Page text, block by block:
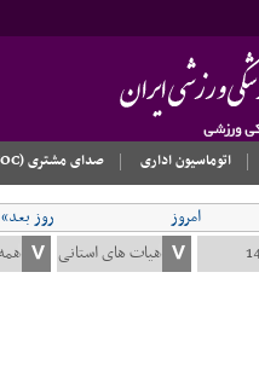
اتوماسیون اداری صدای مشتری (VOC)
امروز روز بعد»